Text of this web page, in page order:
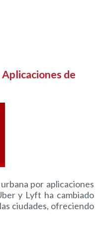
de
por aplicaciones
y Lyft ha cambiado
ciudades, ofreciendo